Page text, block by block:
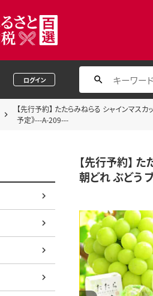
ログイン
【先行予約】 たたらみねらる シャインマ
予定》---A-209---
【先行予約】
朝どれ ぶどう